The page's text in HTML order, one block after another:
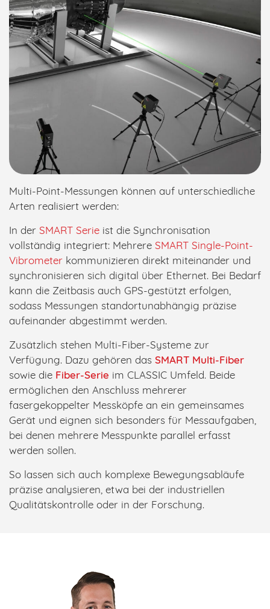
Multi-Point-Messungen können auf unterschiedliche
Arten realisiert werden:
In der SMART Serie ist die Synchronisation
vollständig integriert: Mehrere SMART Single-Point-
Vibrometer kommunizieren direkt miteinander und
synchronisieren sich digital über Ethernet. Bei Bedarf
kann die Zeitbasis auch GPS-gestützt erfolgen,
sodass Messungen standortunabhängig präzise
aufeinander abgestimmt werden.
Zusätzlich stehen Multi-Fiber-Systeme zur
Verfügung. Dazu gehören das SMART Multi-Fiber
sowie die Fiber-Serie im CLASSIC Umfeld. Beide
ermöglichen den Anschluss mehrerer
fasergekoppelter Messköpfe an ein gemeinsames
Gerät und eignen sich besonders für Messaufgaben,
bei denen mehrere Messpunkte parallel erfasst
werden sollen.
So lassen sich auch komplexe Bewegungsabläufe
präzise analysieren, etwa bei der industriellen
Qualitätskontrolle oder in der Forschung.